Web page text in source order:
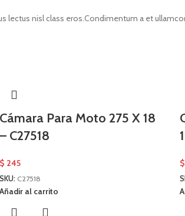
lectus nisl class eros.Condimentum a et
Cámara Para Moto 275 X 18
– C27518
$ 245
SKU: C27518
Añadir al carrito
$